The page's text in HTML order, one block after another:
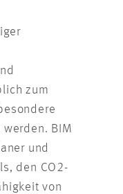
zum
BIM
und
den CO2-
von